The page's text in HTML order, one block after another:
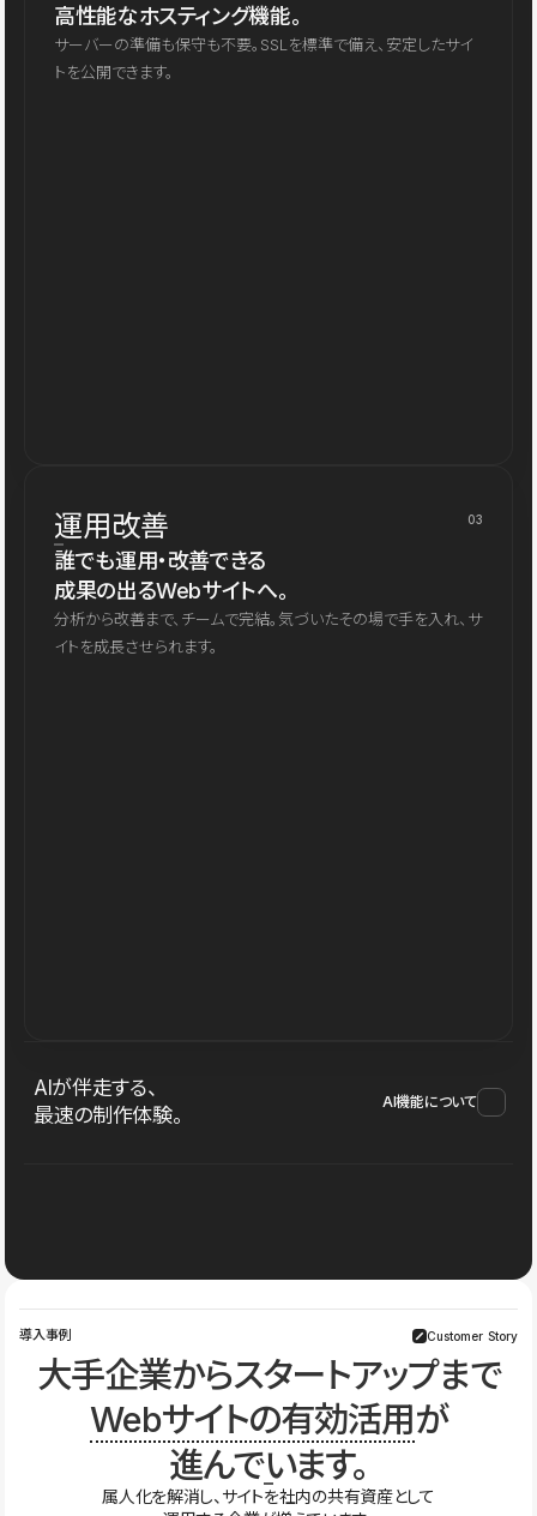
高性能なホスティング機能。
サーバーの準備も保守も不要。SSLを標準で備え、安定したサイ
トを公開できます。
運用改善 03
誰でも運用・改善できる
成果の出るWebサイトへ。
分析から改善まで、チームで完結。気づいたその場で手を入れ、サ
イトを成長させられます。
AIが伴走する、
最速の制作体験。
AI機能について
導入事例 Customer Story
大手企業からスタートアップまで
Webサイトの有効活用が
進んでいます。
属人化を解消し、サイトを社内の共有資産として